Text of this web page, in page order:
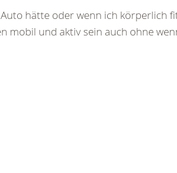
hätte oder wenn ich körperlich
mobil und aktiv sein auch ohne